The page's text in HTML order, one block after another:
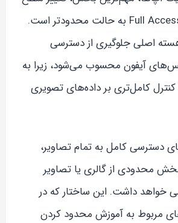
دسترسی از حالت Full Access به حالت محدودتر است.
اصلی جلوگیری از دسترسی
آیفون محسوب می‌شود، زیرا به
کنترل کامل‌تری بر داده‌های تصویری
دسترسی کامل به تمام تصاویر،
محدودی از گالری یا تصاویر
خواهد داشت. این ساختار که در
مربوط به آموزش محدود کردن